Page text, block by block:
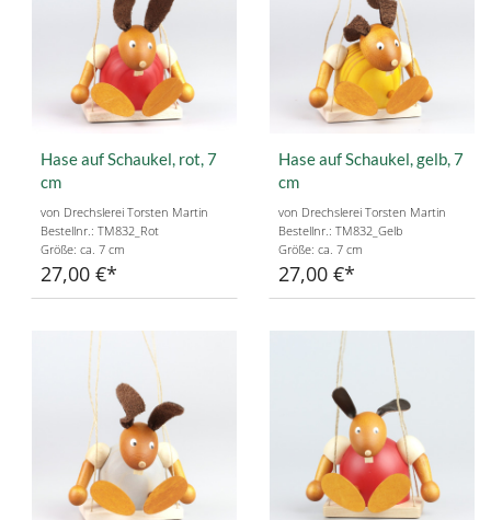
Hase auf Schaukel, rot, 7
cm
von Drechslerei Torsten Martin
Bestellnr.: TM832_Rot
Größe: ca. 7 cm
27,00 €
Hase auf Schaukel, gelb, 7
cm
von Drechslerei Torsten Martin
Bestellnr.: TM832_Gelb
Größe: ca. 7 cm
27,00 €